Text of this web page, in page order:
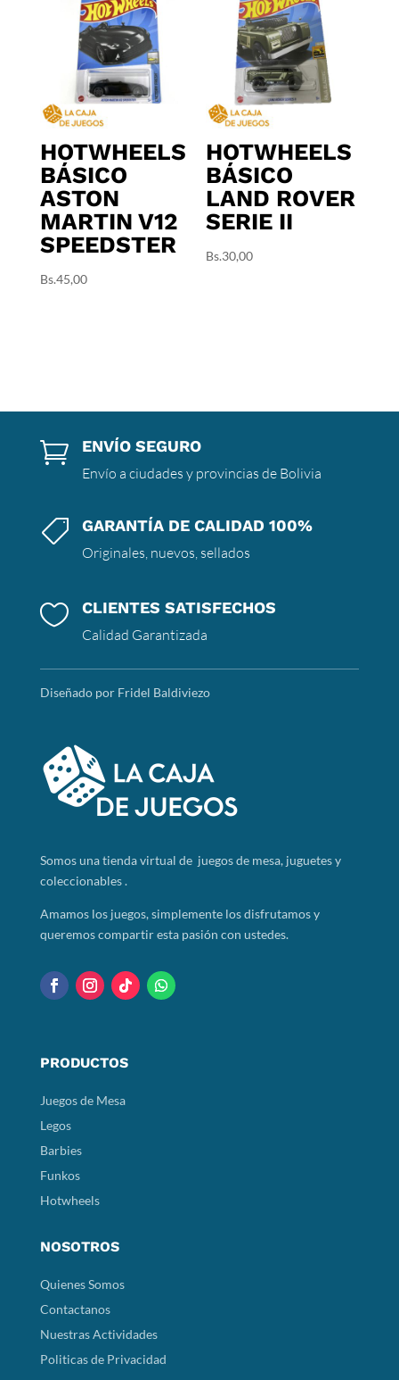
HOTWHEELS
BÁSICO
ASTON
MARTIN V12
SPEEDSTER
Bs.45,00
HOTWHEELS
BÁSICO
LAND ROVER
SERIE II
Bs.30,00
 ENVÍO SEGURO
Envío a ciudades y provincias de Bolivia
 GARANTÍA DE CALIDAD 100%
Originales, nuevos, sellados
 CLIENTES SATISFECHOS
Calidad Garantizada
Diseñado por Fridel Baldiviezo
Somosuna tienda virtual de juegos de mesa, juguetes y
coleccionables .
Amamos los juegos, simplemente los disfrutamos y
queremos compartir esta pasión con ustedes.
PRODUCTOS
Juegos de Mesa
Legos
Barbies
Funkos
Hotwheels
NOSOTROS
Quienes Somos
Contactanos
Nuestras Actividades
Politicas de Privacidad